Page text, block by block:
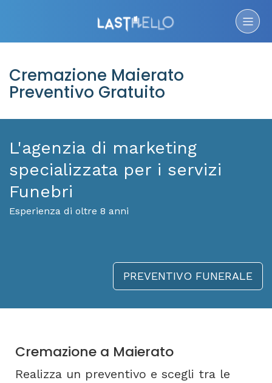
Cremazione Maierato
Preventivo Gratuito
L'agenzia di marketing
specializzata per i servizi
Funebri
Esperienza di oltre 8 anni
PREVENTIVO FUNERALE
Cremazione a Maierato
Realizza un preventivo e scegli tra le